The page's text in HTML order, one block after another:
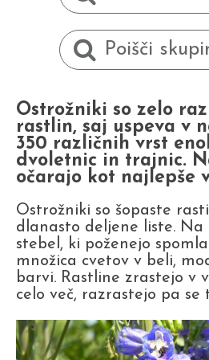
Ostrožniki so zelo
rastlin, saj uspeva v
350 različnih vrst
dvoletnic in trajnic.
očarajo kot najlepše
Ostrožniki so šopaste
dlanasto deljene liste. Na
stebel, ki poženejo
množica cvetov v beli,
barvi. Rastline zrastejo v
celo več, razrastejo pa se